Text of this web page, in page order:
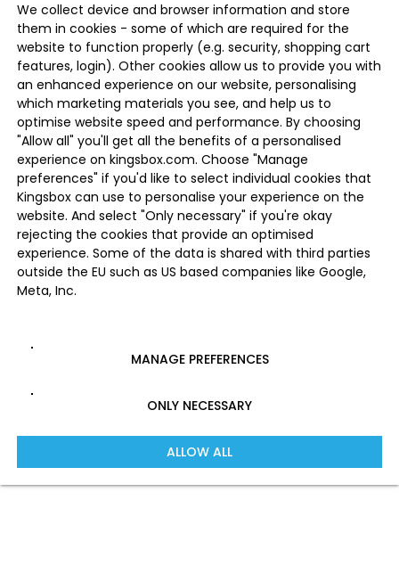
We collect device and browser information and store
them in cookies - some of which are required for the
website to function properly (e.g. security, shopping cart
features, login). Other cookies allow us to provide you with
an enhanced experience on our website, personalising
which marketing materials you see, and help us to
optimise website speed and performance. By choosing
"Allow all" you'll get all the benefits of a personalised
experience on kingsbox.com. Choose "Manage
preferences" if you'd like to select individual cookies that
Kingsbox can use to personalise your experience on the
website. And select "Only necessary" if you're okay
rejecting the cookies that provide an optimised
experience. Some of the data is shared with third parties
outside the EU such as US based companies like Google,
Meta, Inc.
MANAGE PREFERENCES
ONLY NECESSARY
ALLOW ALL